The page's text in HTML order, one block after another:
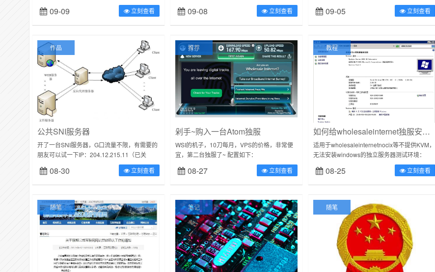
不限量系统可选WIN2008R2或CentOS6.9，不
接受其他系统需...
09-09 立刻查看
免费提供给认真做站、不折腾的朋友，需要的
联系我QQ，速度~实测Unix...
09-08 立刻查看 09-05 立刻查看
作品
公共SNI服务器
开了一台SNI服务器，G口流量不限，有需要的
朋友可以试一下IP：204.12.215.11（已关
08-30 立刻查看
推荐
剁手~购入一台Atom独服
WSI的机子，10刀每月，VPS的价格，非常便
宜，第二台独服了~ 配置如下：
CPUIntelAtom330内存2GBDDR2667硬盘
500G...08-27 立刻查看
教程
如何给wholesaleinternet独服安装win系统
适用于wholesaleinternetnocix等不提供KVM，
无法安装windows的独立服务器测试环境：
08-25 立刻查看
随笔 笔记 随笔